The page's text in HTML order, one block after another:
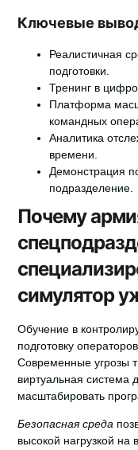
Ключевые
Реалистичная
подготовки.
Тренинг в
Платформа
командных
Аналитика
времени.
Демонстрация
подразделение.
Почему
симулятор
Обучение в
подготовку
Современные угрозы
виртуальная система
масштабировать
Безопасная среда
высокой нагрузкой